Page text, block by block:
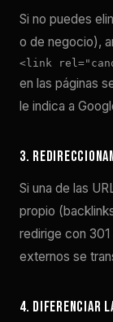
Si no puedes
o de negocio),
<link
en las páginas
le indica a
3.
Si una de las
propio
redirige con
externos se
4. Diferenciar